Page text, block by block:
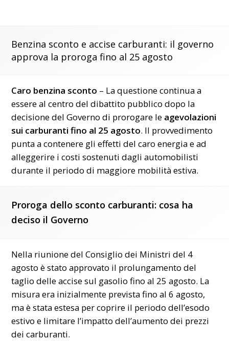
Benzina sconto e accise carburanti: il governo
approva la proroga fino al 25 agosto
Caro benzina sconto – La questione continua a
essere al centro del dibattito pubblico dopo la
decisione del Governo di prorogare le agevolazioni
sui carburanti fino al 25 agosto. Il provvedimento
punta a contenere gli effetti del caro energia e ad
alleggerire i costi sostenuti dagli automobilisti
durante il periodo di maggiore mobilità estiva.
Proroga dello sconto carburanti: cosa ha
deciso il Governo
Nella riunione del Consiglio dei Ministri del 4
agosto è stato approvato il prolungamento del
taglio delle accise sul gasolio fino al 25 agosto. La
misura era inizialmente prevista fino al 6 agosto,
ma è stata estesa per coprire il periodo dell’esodo
estivo e limitare l’impatto dell’aumento dei prezzi
dei carburanti.